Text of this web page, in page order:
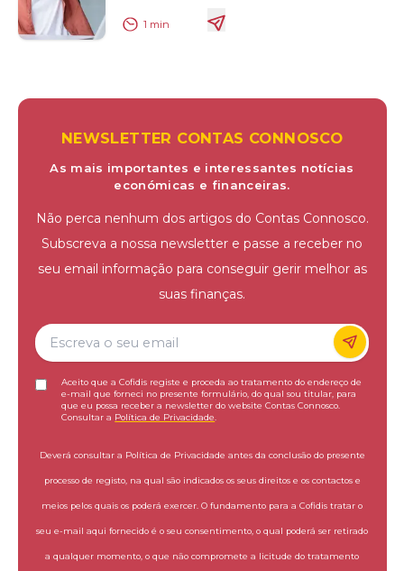
1 min
NEWSLETTER CONTAS CONNOSCO
As mais importantes e interessantes notícias
económicas e financeiras.
Não perca nenhum dos artigos do Contas Connosco.
Subscreva a nossa newsletter e passe a receber no
seu email informação para conseguir gerir melhor as
suas finanças.
Aceito que a Cofidis registe e proceda ao tratamento do endereço de
e-mail que forneci no presente formulário, do qual sou titular, para
que eu possa receber a newsletter do website Contas Connosco.
Consultar a Política de Privacidade
Deverá consultar a Política de Privacidade antes da conclusão do presente
processo de registo, na qual são indicados os seus direitos e os contactos e
meios pelos quais os poderá exercer. O fundamento para a Cofidis tratar o
seu e-mail aqui fornecido é o seu consentimento, o qual poderá ser retirado
a qualquer momento, o que não compromete a licitude do tratamento